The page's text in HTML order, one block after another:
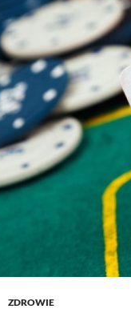
ZDROWIE